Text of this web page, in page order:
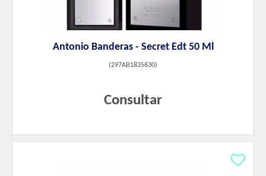
Antonio Banderas - Secret Edt 50 Ml
(297AB1835630)
Consultar